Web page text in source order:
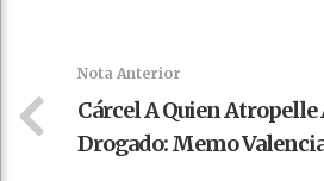
Nota Anterior
Cárcel A Quien
Drogado: Memo